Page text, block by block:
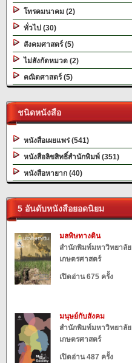
โทรคมนาคม (2)
ทั่วไป (30)
สังคมศาสตร์ (5)
ไม่สังกัดหมวด (2)
คณิตศาสตร์ (5)
ชนิดหนังสือ
หนังสือเผยแพร่ (541)
หนังสือลิขสิทธิ์สำนักพิมพ์ (351)
หนังสือหายาก (40)
5 อันดับหนังสือยอดนิยม
มลพิษทางดิน
สำนักพิมพ์มหาวิทยาลัย
เกษตรศาสตร์
เปิดอ่าน 675 ครั้ง
มนุษย์กับสังคม
สำนักพิมพ์มหาวิทยาลัย
เกษตรศาสตร์
เปิดอ่าน 487 ครั้ง